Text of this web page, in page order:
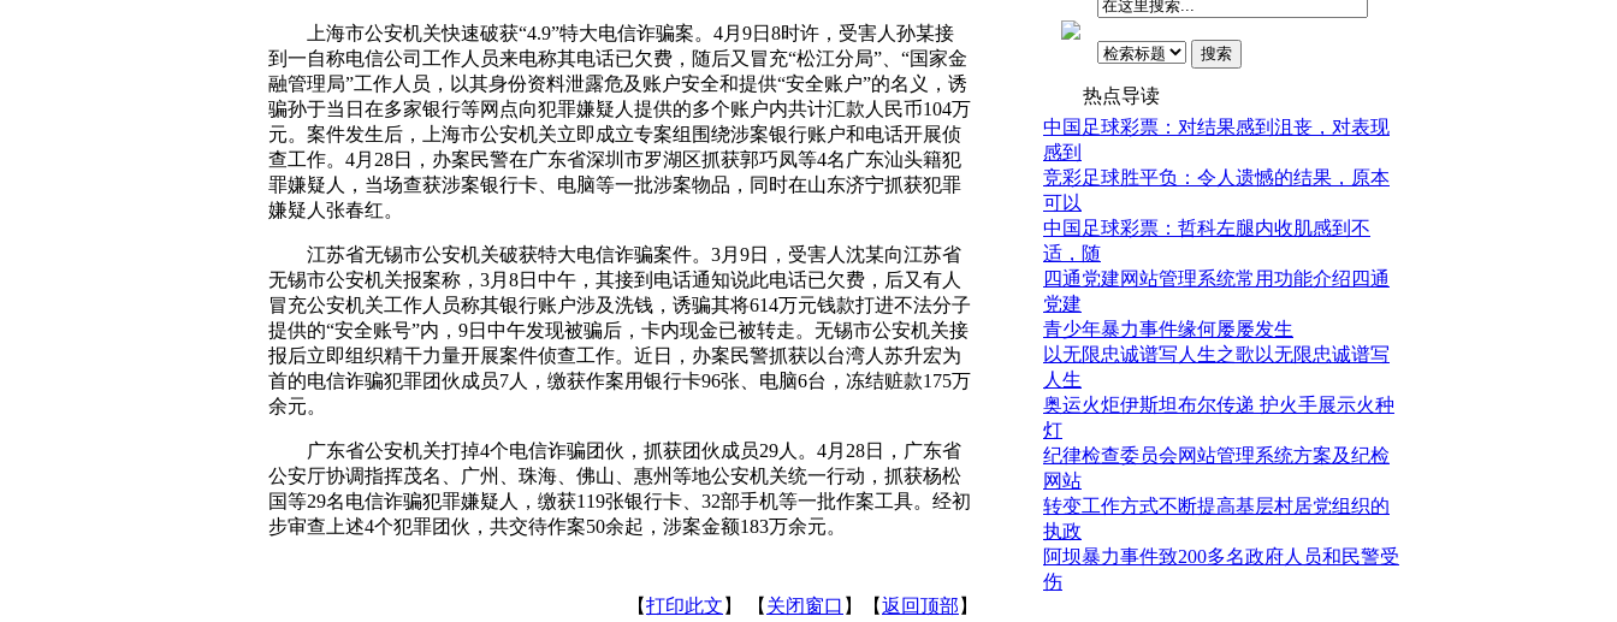
上海市公安机关快速破获“4.9”特大电信诈骗案。4月9日8时许，受害人孙某接
到一自称电信公司工作人员来电称其电话已欠费，随后又冒充“松江分局”、“国家金
融管理局”工作人员，以其身份资料泄露危及账户安全和提供“安全账户”的名义，诱
骗孙于当日在多家银行等网点向犯罪嫌疑人提供的多个账户内共计汇款人民币104万
元。案件发生后，上海市公安机关立即成立专案组围绕涉案银行账户和电话开展侦
查工作。4月28日，办案民警在广东省深圳市罗湖区抓获郭巧凤等4名广东汕头籍犯
罪嫌疑人，当场查获涉案银行卡、电脑等一批涉案物品，同时在山东济宁抓获犯罪
嫌疑人张春红。
江苏省无锡市公安机关破获特大电信诈骗案件。3月9日，受害人沈某向江苏省
无锡市公安机关报案称，3月8日中午，其接到电话通知说此电话已欠费，后又有人
冒充公安机关工作人员称其银行账户涉及洗钱，诱骗其将614万元钱款打进不法分子
提供的“安全账号”内，9日中午发现被骗后，卡内现金已被转走。无锡市公安机关接
报后立即组织精干力量开展案件侦查工作。近日，办案民警抓获以台湾人苏升宏为
首的电信诈骗犯罪团伙成员7人，缴获作案用银行卡96张、电脑6台，冻结赃款175万
余元。
广东省公安机关打掉4个电信诈骗团伙，抓获团伙成员29人。4月28日，广东省
公安厅协调指挥茂名、广州、珠海、佛山、惠州等地公安机关统一行动，抓获杨松
国等29名电信诈骗犯罪嫌疑人，缴获119张银行卡、32部手机等一批作案工具。经初
步审查上述4个犯罪团伙，共交待作案50余起，涉案金额183万余元。
【打印此文 】 【 关闭窗口 】【返回顶部 】
热点导读
中国足球彩票：对结果感到沮丧，对表现
感到
竞彩足球胜平负：令人遗憾的结果，原本
可以
中国足球彩票：哲科左腿内收肌感到不
适，随
四通党建网站管理系统常用功能介绍四通
党建
青少年暴力事件缘何屡屡发生
以无限忠诚谱写人生之歌以无限忠诚谱写
人生
奥运火炬伊斯坦布尔传递 护火手展示火种
灯
纪律检查委员会网站管理系统方案及纪检
网站
转变工作方式不断提高基层村居党组织的
执政
阿坝暴力事件致200多名政府人员和民警受
伤